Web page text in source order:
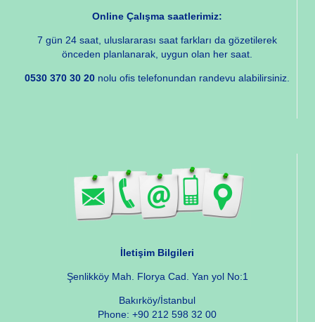
Online Çalışma saatlerimiz:
7 gün 24 saat, uluslararası saat farkları da gözetilerek
önceden planlanarak, uygun olan her saat.
0530 370 30 20 nolu ofis telefonundan randevu alabilirsiniz.
İletişim Bilgileri
Şenlikköy Mah. Florya Cad. Yan yol No:1
Bakırköy/İstanbul
Phone: +90 212 598 32 00